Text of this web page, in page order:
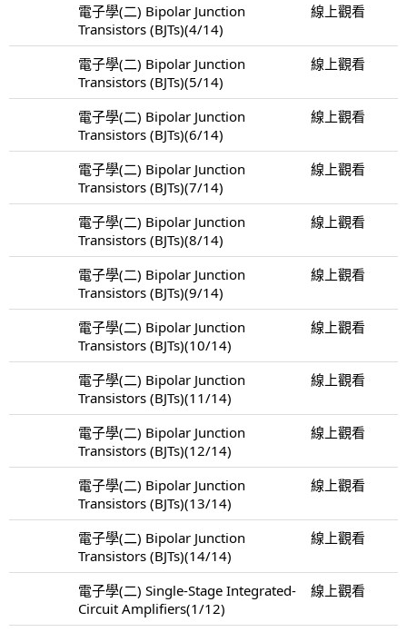
電子學(二) Bipolar Junction
Transistors (BJTs)(4/14)
線上觀看
電子學(二) Bipolar Junction
Transistors (BJTs)(5/14)
線上觀看
電子學(二) Bipolar Junction
Transistors (BJTs)(6/14)
線上觀看
電子學(二) Bipolar Junction
Transistors (BJTs)(7/14)
線上觀看
電子學(二) Bipolar Junction
Transistors (BJTs)(8/14)
線上觀看
電子學(二) Bipolar Junction
Transistors (BJTs)(9/14)
線上觀看
電子學(二) Bipolar Junction
Transistors (BJTs)(10/14)
線上觀看
電子學(二) Bipolar Junction
Transistors (BJTs)(11/14)
線上觀看
電子學(二) Bipolar Junction
Transistors (BJTs)(12/14)
線上觀看
電子學(二) Bipolar Junction
Transistors (BJTs)(13/14)
線上觀看
電子學(二) Bipolar Junction
Transistors (BJTs)(14/14)
線上觀看
電子學(二) Single-Stage Integrated-
Circuit Amplifiers(1/12)
線上觀看